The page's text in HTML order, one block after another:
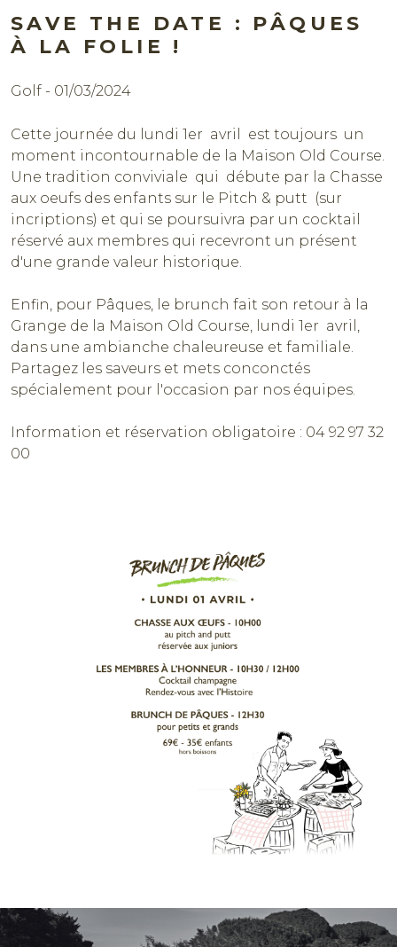
Réserver
SAVE THE DATE : PÂQUES
À LA FOLIE !
Golf - 01/03/2024
Cette journée du lundi 1er avril est toujours un
moment incontournable de la Maison Old Course.
Une tradition conviviale qui débute par la Chasse
aux oeufs des enfants sur le Pitch & putt (sur
incriptions) et qui se poursuivra par un cocktail
réservé aux membres qui recevront un présent
d'une grande valeur historique.
Enfin, pour Pâques, le brunch fait son retour à la
Grange de la Maison Old Course, lundi 1er avril,
dans une ambianche chaleureuse et familiale.
Partagez les saveurs et mets conconctés
spécialement pour l'occasion par nos équipes.
Information et réservation obligatoire : 04 92 97 32
00